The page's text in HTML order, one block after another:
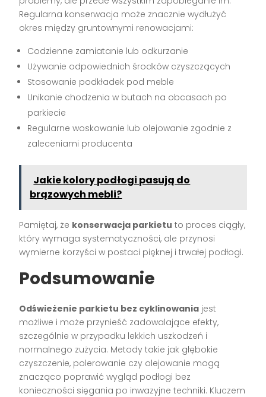
Regularna konserwacja może znacznie wydłużyć
okres między gruntownymi renowacjami:
Codzienne zamiatanie lub odkurzanie
Używanie odpowiednich środków czyszczących
Stosowanie podkładek pod meble
Unikanie chodzenia w butach na obcasach po
parkiecie
Regularne woskowanie lub olejowanie zgodnie z
zaleceniami producenta
Jakie kolory podłogi pasują do
brązowych mebli?
Pamiętaj, że konserwacja parkietu to proces ciągły,
który wymaga systematyczności, ale przynosi
wymierne korzyści w postaci pięknej i trwałej podłogi.
Podsumowanie
Odświeżenie parkietu bez cyklinowania jest
możliwe i może przynieść zadowalające efekty,
szczególnie w przypadku lekkich uszkodzeń i
normalnego zużycia. Metody takie jak głębokie
czyszczenie, polerowanie czy olejowanie mogą
znacząco poprawić wygląd podłogi bez
konieczności sięgania po inwazyjne techniki. Kluczem